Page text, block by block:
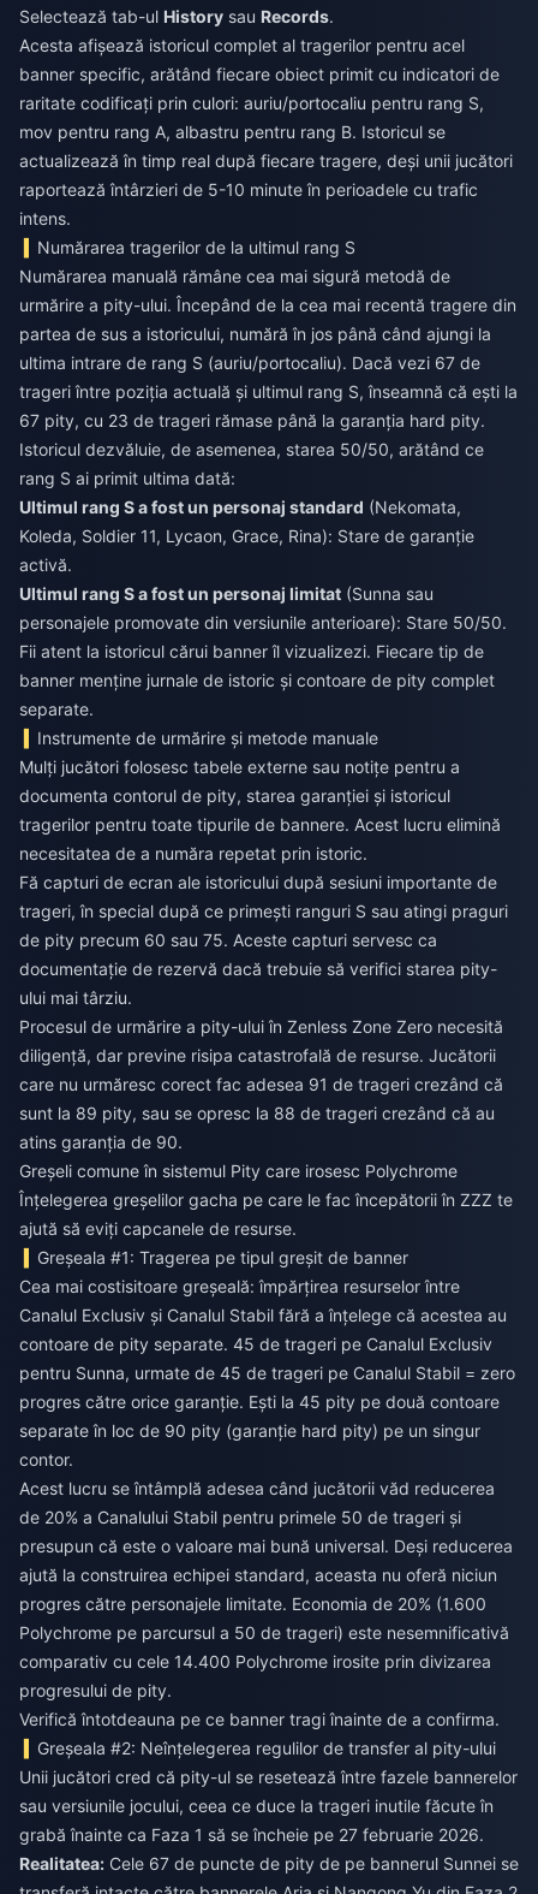
Selectează tab-ul History sau Records.
Acesta afișează istoricul complet al tragerilor pentru acel
banner specific, arătând fiecare obiect primit cu indicatori de
raritate codificați prin culori: auriu/portocaliu pentru rang S,
mov pentru rang A, albastru pentru rang B. Istoricul se
actualizează în timp real după fiecare tragere, deși unii jucători
raportează întârzieri de 5-10 minute în perioadele cu trafic
intens.
Numărarea tragerilor de la ultimul rang S
Numărarea manuală rămâne cea mai sigură metodă de
urmărire a pity-ului. Începând de la cea mai recentă tragere din
partea de sus a istoricului, numără în jos până când ajungi la
ultima intrare de rang S (auriu/portocaliu). Dacă vezi 67 de
trageri între poziția actuală și ultimul rang S, înseamnă că ești la
67 pity, cu 23 de trageri rămase până la garanția hard pity.
Istoricul dezvăluie, de asemenea, starea 50/50, arătând ce
rang S ai primit ultima dată:
Ultimul rang S a fost un personaj standard (Nekomata,
Koleda, Soldier 11, Lycaon, Grace, Rina): Stare de garanție
activă.
Ultimul rang S a fost un personaj limitat (Sunna sau
personajele promovate din versiunile anterioare): Stare 50/50.
Fii atent la istoricul cărui banner îl vizualizezi. Fiecare tip de
banner menține jurnale de istoric și contoare de pity complet
separate.
Instrumente de urmărire și metode manuale
Mulți jucători folosesc tabele externe sau notițe pentru a
documenta contorul de pity, starea garanției și istoricul
tragerilor pentru toate tipurile de bannere. Acest lucru elimină
necesitatea de a număra repetat prin istoric.
Fă capturi de ecran ale istoricului după sesiuni importante de
trageri, în special după ce primești ranguri S sau atingi praguri
de pity precum 60 sau 75. Aceste capturi servesc ca
documentație de rezervă dacă trebuie să verifici starea pity-
ului mai târziu.
Procesul de urmărire a pity-ului în Zenless Zone Zero necesită
diligență, dar previne risipa catastrofală de resurse. Jucătorii
care nu urmăresc corect fac adesea 91 de trageri crezând că
sunt la 89 pity, sau se opresc la 88 de trageri crezând că au
atins garanția de 90.
Greșeli comune în sistemul Pity care irosesc Polychrome
Înțelegerea greșelilor gacha pe care le fac începătorii în ZZZ te
ajută să eviți capcanele de resurse.
Greșeala #1: Tragerea pe tipul greșit de banner
Cea mai costisitoare greșeală: împărțirea resurselor între
Canalul Exclusiv și Canalul Stabil fără a înțelege că acestea au
contoare de pity separate. 45 de trageri pe Canalul Exclusiv
pentru Sunna, urmate de 45 de trageri pe Canalul Stabil = zero
progres către orice garanție. Ești la 45 pity pe două contoare
separate în loc de 90 pity (garanție hard pity) pe un singur
contor.
Acest lucru se întâmplă adesea când jucătorii văd reducerea
de 20% a Canalului Stabil pentru primele 50 de trageri și
presupun că este o valoare mai bună universal. Deși reducerea
ajută la construirea echipei standard, aceasta nu oferă niciun
progres către personajele limitate. Economia de 20% (1.600
Polychrome pe parcursul a 50 de trageri) este nesemnificativă
comparativ cu cele 14.400 Polychrome irosite prin divizarea
progresului de pity.
Verifică întotdeauna pe ce banner tragi înainte de a confirma.
Greșeala #2: Neînțelegerea regulilor de transfer al pity-ului
Unii jucători cred că pity-ul se resetează între fazele bannerelor
sau versiunile jocului, ceea ce duce la trageri inutile făcute în
grabă înainte ca Faza 1 să se încheie pe 27 februarie 2026.
Realitatea: Cele 67 de puncte de pity de pe bannerul Sunnei se